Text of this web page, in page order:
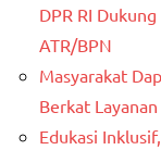
DPR RI
ATR/BPN
Masyarakat
Berkat
Edukasi